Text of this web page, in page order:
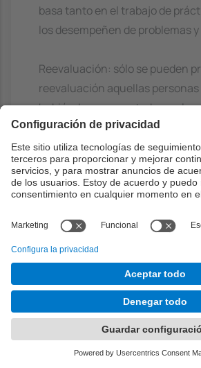
basa tanto en el trabajo de
los desempeñen de problemas
Reevaluación: sólo se pueden
reevaluación aquellas personas
habiéndose presentado en el
hayan suspendido. La nota
puede obtener en la
Bibliografía
Básico
Logic programming with
Bramer, Max, Springer, 2013.
9781447154860
http://cataleg.upc.edu/
164800671~S1*cat